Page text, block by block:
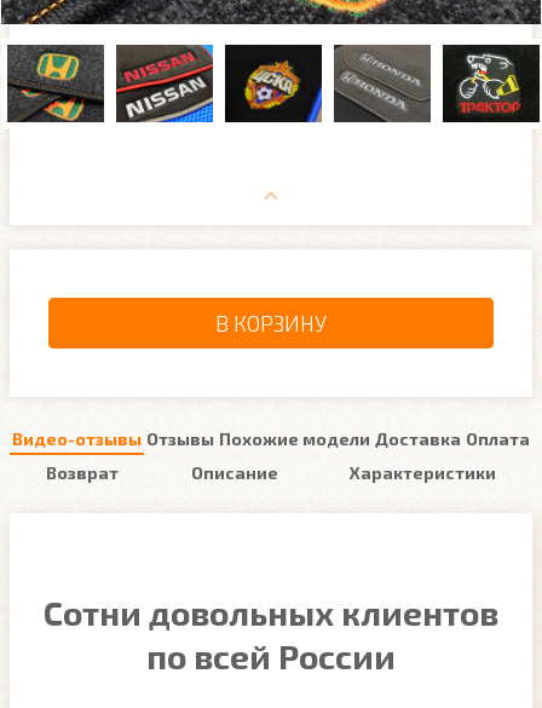
В КОРЗИНУ
Видео-отзывы Отзывы Похожие модели Доставка Оплата
Возврат
Описание Характеристики
Сотни довольных клиентов
по всей России